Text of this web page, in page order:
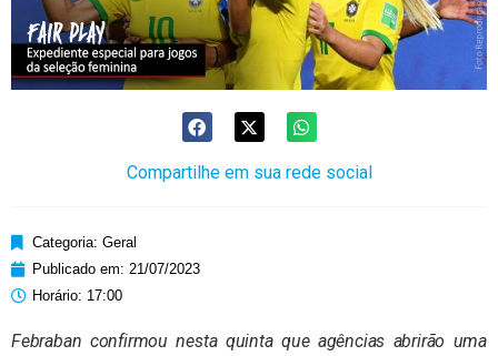
Compartilhe em sua rede social
Categoria: Geral
Publicado em: 21/07/2023
Horário: 17:00
Febraban confirmou nesta quinta que agências abrirão uma